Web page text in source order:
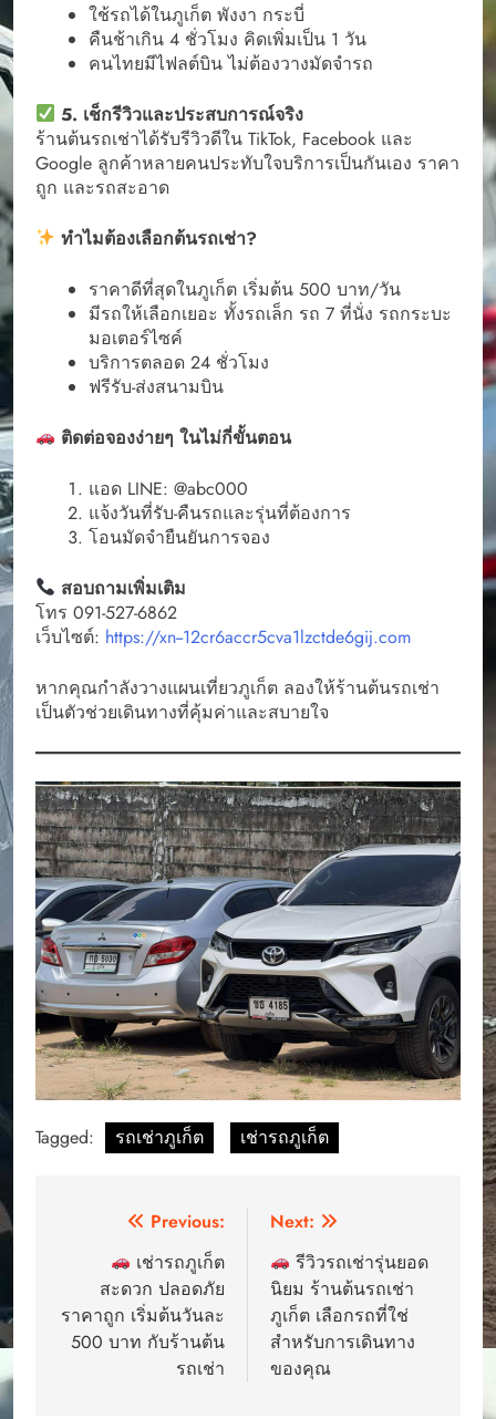
ใช้รถได้ในภูเก็ต พังงา กระบี่
คืนช้าเกิน 4 ชั่วโมง คิดเพิ่มเป็น 1 วัน
คนไทยมีไฟลต์บิน ไม่ต้องวางมัดจำรถ
5. เช็กรีวิวและประสบการณ์จริง
ร้านต้นรถเช่าได้รับรีวิวดีใน TikTok, Facebook และ
Google ลูกค้าหลายคนประทับใจบริการเป็นกันเอง ราคา
ถูก และรถสะอาด
ทำไมต้องเลือกต้นรถเช่า?
ราคาดีที่สุดในภูเก็ต เริ่มต้น 500 บาท/วัน
มีรถให้เลือกเยอะ ทั้งรถเล็ก รถ 7 ที่นั่ง รถกระบะ
มอเตอร์ไซค์
บริการตลอด 24 ชั่วโมง
ฟรีรับ-ส่งสนามบิน
ติดต่อจองง่ายๆ ในไม่กี่ขั้นตอน
แอด LINE: @abc000
แจ้งวันที่รับ-คืนรถและรุ่นที่ต้องการ
โอนมัดจำยืนยันการจอง
สอบถามเพิ่มเติม
โทร 091-527-6862
เว็บไซต์: https://xn--12cr6accr5cva1lzctde6gij.com
หากคุณกำลังวางแผนเที่ยวภูเก็ต ลองให้ร้านต้นรถเช่า
เป็นตัวช่วยเดินทางที่คุ้มค่าและสบายใจ
Tagged: รถเช่าภูเก็ต เช่ารถภูเก็ต
navigation
Previous:
เช่ารถภูเก็ต
สะดวก ปลอดภัย
ราคาถูก เริ่มต้นวันละ
500 บาท กับร้านต้น
รถเช่า
Next:
รีวิวรถเช่ารุ่นยอด
นิยม ร้านต้นรถเช่า
ภูเก็ต เลือกรถที่ใช่
สำหรับการเดินทาง
ของคุณ